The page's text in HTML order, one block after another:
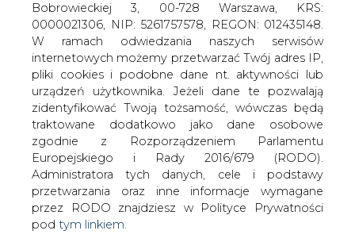
Jeżeli korzystasz także z innych usług dostępnych
za pośrednictwem naszego serwisu, przetwarzamy
też Twoje dane osobowe podane przy zakładaniu
konta lub rejestracji do newslettera. Przetwarzamy
dane, które podajesz, pozostawiasz lub do których
możemy uzyskać dostęp w ramach korzystania z
Usług.
Informacje dotyczące Administratora Twoich
danych osobowych a także cele i podstawy
przetwarzania oraz inne niezbędne informacje
wymagane przez RODO znajdziesz w Polityce
Prywatności pod wskazanym linkiem (
tym linkiem
Dane zbierane na potrzeby różnych usług mogą
ENERGA oraz GKS Stoczniowiec
podpisały umowę sponsoringową na
sezon 2007/2008.
- Doceniamy sportowe sukcesy gdańskich hokeistów w
poprzednim sezonie i wierzymy, że nasza dalsza
współpraca z zespołem ENERGA Stoczniowiec
zaowocuje zdobyciem w rozgrywkach ekstraklasy
miejsca na podium – powiedziała Barbara Klimiuk, prezes
zarządu ENERGA SA.